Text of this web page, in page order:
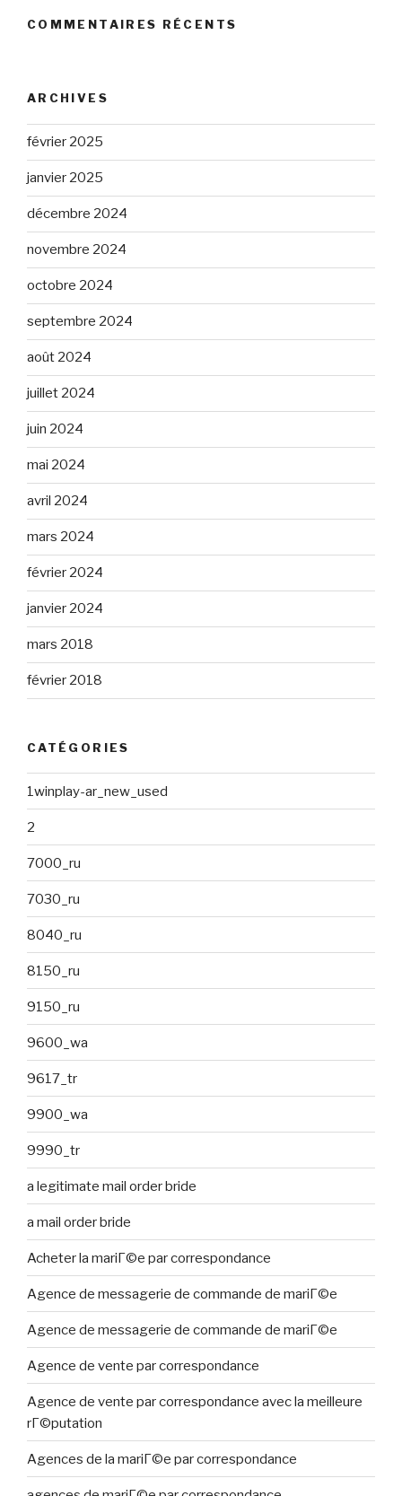
COMMENTAIRES RÉCENTS
ARCHIVES
février 2025
janvier 2025
décembre 2024
novembre 2024
octobre 2024
septembre 2024
août 2024
juillet 2024
juin 2024
mai 2024
avril 2024
mars 2024
février 2024
janvier 2024
mars 2018
février 2018
CATÉGORIES
1winplay-ar_new_used
2
7000_ru
7030_ru
8040_ru
8150_ru
9150_ru
9600_wa
9617_tr
9900_wa
9990_tr
a legitimate mail order bride
a mail order bride
Acheter la mariГ©e par correspondance
Agence de messagerie de commande de mariГ©e
Agence de messagerie de commande de mariГ©e
Agence de vente par correspondance
Agence de vente par correspondance avec la meilleure
rГ©putation
Agences de la mariГ©e par correspondance